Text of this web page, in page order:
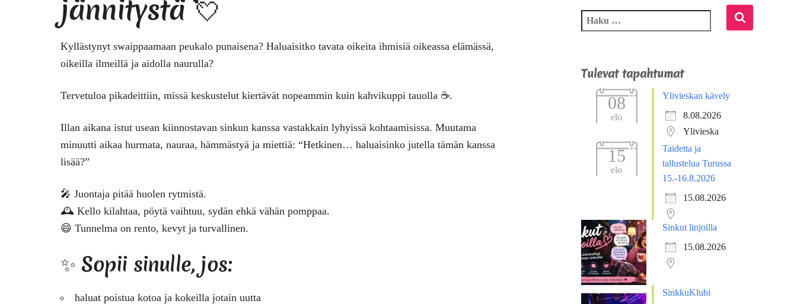
jännitystä 💘
Kyllästynyt swaippaamaan peukalo punaisena? Haluaisitko tavata oikeita ihmisiä oikeassa elämässä,
oikeilla ilmeillä ja aidolla naurulla?
Tervetuloa pikadeittiin, missä keskustelut kiertävät nopeammin kuin kahvikuppi tauolla ☕.
Illan aikana istut usean kiinnostavan sinkun kanssa vastakkain lyhyissä kohtaamisissa. Muutama
minuutti aikaa hurmata, nauraa, hämmästyä ja miettiä: “Hetkinen… haluaisinko jutella tämän kanssa
lisää?”
🎤 Juontaja pitää huolen rytmistä.
🕰️ Kello kilahtaa, pöytä vaihtuu, sydän ehkä vähän pomppaa.
😄 Tunnelma on rento, kevyt ja turvallinen.
✨ Sopii sinulle, jos:
haluat poistua kotoa ja kokeilla jotain uutta
Tulevat tapahtumat
08
elo
Ylivieskan kävely
8.08.2026
Ylivieska
15
elo
Taidetta ja
tallustelua Turussa
15.-16.8.2026
15.08.2026
Sinkut linjoilla
15.08.2026
SinkkuKlubi